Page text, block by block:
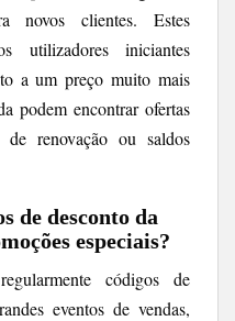
novos clientes. Estes
utilizadores iniciantes
a um preço muito mais
podem encontrar ofertas
de renovação ou saldos
de desconto da
especiais?
códigos de
eventos de vendas,